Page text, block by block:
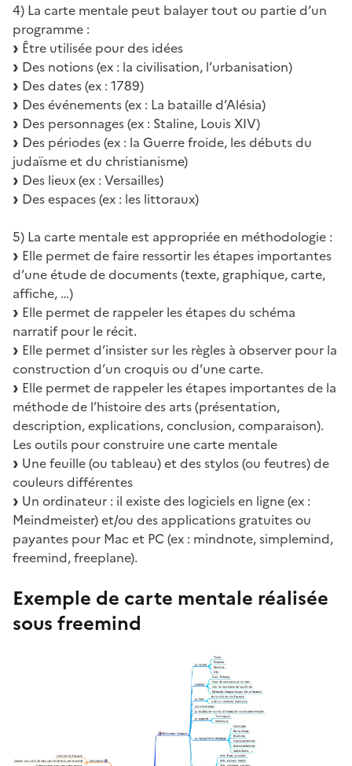
4) La carte mentale peut balayer tout ou partie d’un
programme :
Être utilisée pour des idées
Des notions (ex : la civilisation, l’urbanisation)
Des dates (ex : 1789)
Des événements (ex : La bataille d’Alésia)
Des personnages (ex : Staline, Louis XIV)
Des périodes (ex : la Guerre froide, les débuts du
judaïsme et du christianisme)
Des lieux (ex : Versailles)
Des espaces (ex : les littoraux)
5) La carte mentale est appropriée en méthodologie :
Elle permet de faire ressortir les étapes importantes
d’une étude de documents (texte, graphique, carte,
affiche, …)
Elle permet de rappeler les étapes du schéma
narratif pour le récit.
Elle permet d’insister sur les règles à observer pour la
construction d’un croquis ou d’une carte.
Elle permet de rappeler les étapes importantes de la
méthode de l’histoire des arts (présentation,
description, explications, conclusion, comparaison).
Les outils pour construire une carte mentale
Une feuille (ou tableau) et des stylos (ou feutres) de
couleurs différentes
Un ordinateur : il existe des logiciels en ligne (ex :
Meindmeister) et/ou des applications gratuites ou
payantes pour Mac et PC (ex : mindnote, simplemind,
freemind, freeplane).
Exemple de carte mentale réalisée
sous freemind